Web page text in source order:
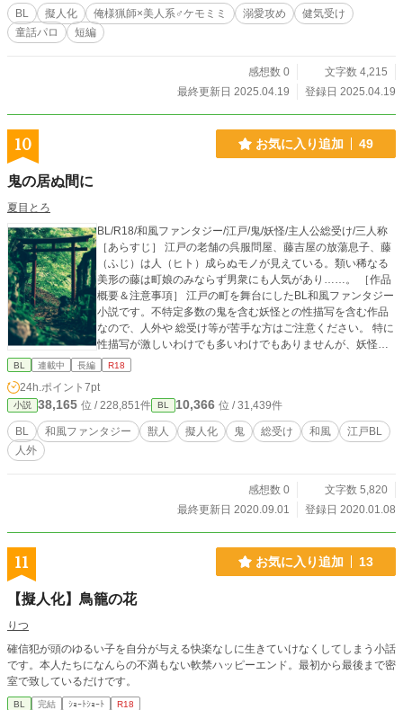
BL 擬人化 俺様猟師×美人系♂ケモミミ 溺愛攻め
健気受け
童話パロ
短編
感想数 0
文字数 4,215
最終更新日 2025.04.19
登録日 2025.04.19
10 お気に入り追加 49
鬼の居ぬ間に
夏目とろ
BL/R18/和風ファンタジー/江戸/鬼/妖怪/主人公総受け/三人称
［あらすじ］ 江戸の老舗の呉服問屋、藤吉屋の放蕩息子、藤
（ふじ）は人（ヒト）成らぬモノが見えている。類い稀なる
美形の藤は町娘のみならず男衆にも人気があり……。 ［作品
概要＆注意事項］ 江戸の町を舞台にしたBL和風ファンタジー
小説です。不特定多数の鬼を含む妖怪との性描写を含む作品
なので、人外や 総受け等が苦手な方はご注意ください。 特に
性描写が激しいわけでも多いわけでもありませんが、妖怪と
の性描写がテーマとなるためにR18とさせて頂きます。 ［登
ルビノで病弱な美少年 妖怪（あやかし）が見える 紅蓮（赤
鬼） 蒼月（青鬼） 佐吉（乳兄弟/手代）
BL 連載中 長編 R18
24h.ポイント 7pt
小説 38,165 位 / 228,851件 BL 10,366 位 / 31,439件
BL 和風ファンタジー 獣人 擬人化 鬼 総受け 和風
江戸BL
人外
感想数 0
文字数 5,820
最終更新日 2020.09.01
登録日 2020.01.08
11 お気に入り追加 13
【擬人化】鳥籠の花
りつ
確信犯が頭のゆるい子を自分が与える快楽なしに生きていけなくしてしまう小話
です。本人たちになんらの不満もない軟禁ハッピーエンド。最初から最後まで密
室で致しているだけです。
BL 完結 ｼｮｰﾄｼｮｰﾄ R18